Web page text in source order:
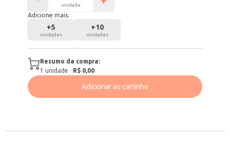
unidade
Adicione mais:
+5
unidades
+10
unidades
Resumo da compra:
1 unidade · R$ 0,00
Adicionar ao carrinho